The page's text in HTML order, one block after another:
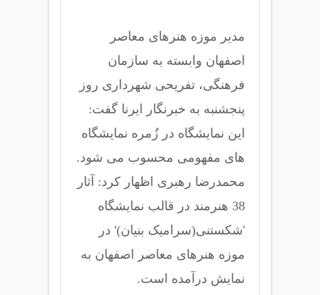
مدیر موزه هنرهای معاصر
اصفهان وابسته به سازمان
فرهنگی، تفریحی شهرداری روز
پنجشنبه به خبرنگار ایرنا گفت:
این نمایشگاه در زُمره نمایشگاه
های مفهومی محسوب می شود.
محمدرضا رهبری اظهار کرد: آثار
38 هنرمند در قالب نمایشگاه
'شکستنی(سرامیک بنیان)' در
موزه هنرهای معاصر اصفهان به
نمایش درآمده است.